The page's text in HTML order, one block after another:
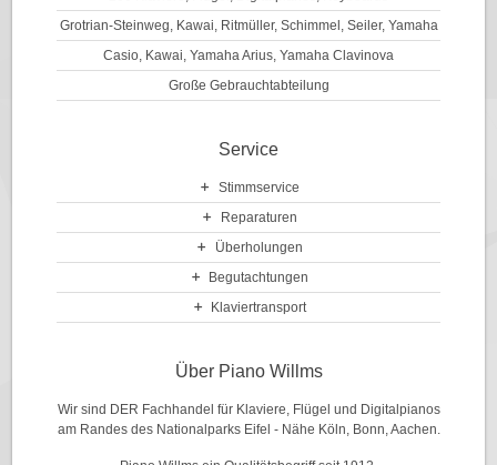
Grotrian-Steinweg, Kawai, Ritmüller, Schimmel, Seiler, Yamaha
Casio, Kawai, Yamaha Arius, Yamaha Clavinova
Große Gebrauchtabteilung
Service
Stimmservice
Reparaturen
Überholungen
Begutachtungen
Klaviertransport
Über Piano Willms
Wir sind DER Fachhandel für Klaviere, Flügel und Digitalpianos
am Randes des Nationalparks Eifel - Nähe Köln, Bonn, Aachen.